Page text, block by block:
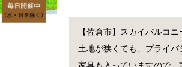
【佐倉市】スカイバルコ
土地が狭くても、プライ